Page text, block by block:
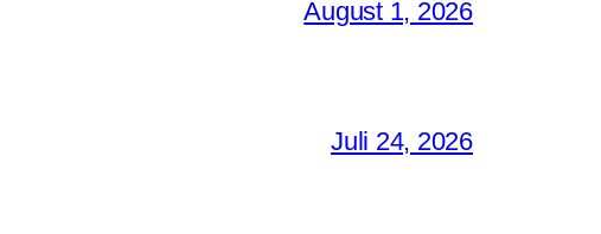
August 1, 2026
Juli 24, 2026